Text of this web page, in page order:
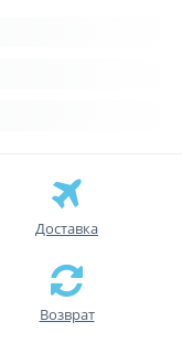
Доставка
Возврат